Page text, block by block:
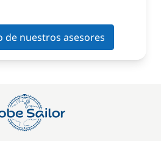
de nuestros asesores